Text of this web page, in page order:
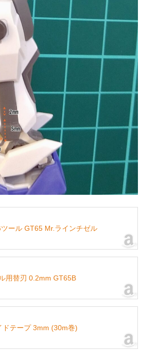
ール GT65 Mr.ラインチゼル
用替刃 0.2mm GT65B
ドテープ 3mm (30m巻)